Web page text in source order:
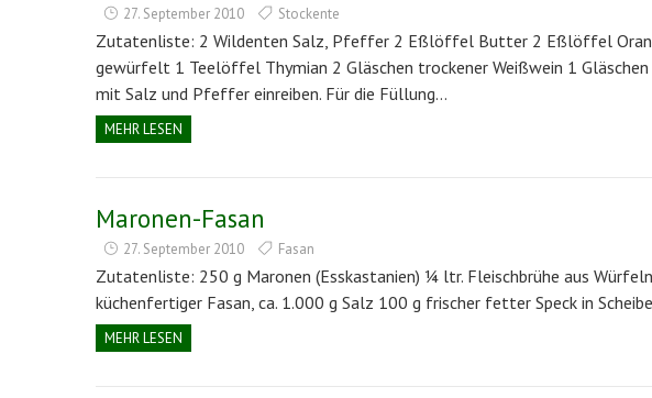
27. September 2010 Stockente
Zutatenliste: 2 Wildenten Salz, Pfeffer 2 Eßlöffel Butter 2 Eßlöffel
gewürfelt 1 Teelöffel Thymian 2 Gläschen trockener Weißwein 1
mit Salz und Pfeffer einreiben. Für die Füllung…
MEHR LESEN
Maronen-Fasan
27. September 2010 Fasan
Zutatenliste: 250 g Maronen (Esskastanien) ¼ ltr. Fleischbrühe aus
küchenfertiger Fasan, ca. 1.000 g Salz 100 g frischer fetter Speck in
MEHR LESEN